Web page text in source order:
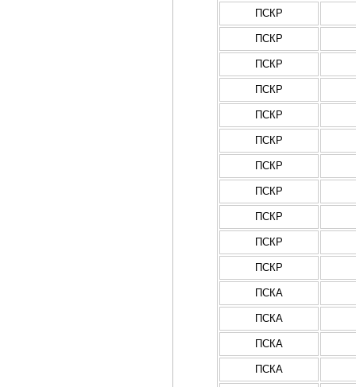
ПСКР
ПСКР
ПСКР
ПСКР
ПСКР
ПСКР
ПСКР
ПСКР
ПСКР
ПСКР
ПСКР
ПСКА
ПСКА
ПСКА
ПСКА